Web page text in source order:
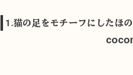
1.猫の足をモチーフにしたほ